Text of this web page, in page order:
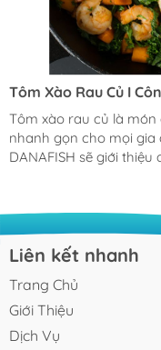
Tôm Xào Rau Củ I
Giản Cho Bữa Cơm
Tôm xào rau củ là món
nhanh gọn cho mọi gia
DANAFISH sẽ giới
trong các mâm cơm gia
amthucquan.net) Nguyên liệu chuẩn bị cho món
tôm xào rau củ 500 gr tôm sú Ớt chuông và thơm
chuẩn bị 20 gr Trứng
thêm như: đường, nước...
Liên kết nhanh
Trang Chủ
Giới Thiệu
Dịch Vụ